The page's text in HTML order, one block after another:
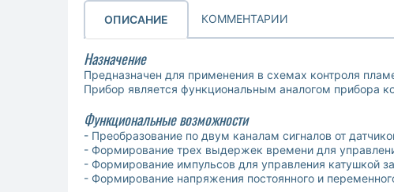
ОПИСАНИЕ КОММЕНТАРИИ
Назначение
Предназначен для применения в схемах контроля
Прибор является функциональным аналогом прибора
Функциональные возможности
- Преобразование по двум каналам сигналов от
- Формирование трех выдержек времени для
- Формирование импульсов для управления катушкой
- Формирование напряжения постоянного и